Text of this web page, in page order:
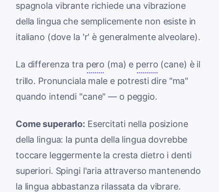
spagnola vibrante richiede una vibrazione
della lingua che semplicemente non esiste in
italiano (dove la 'r' è generalmente alveolare).
La differenza tra pero (ma) e perro (cane) è il
trillo. Pronunciala male e potresti dire "ma"
quando intendi "cane" — o peggio.
Come superarlo: Esercitati nella posizione
della lingua: la punta della lingua dovrebbe
toccare leggermente la cresta dietro i denti
superiori. Spingi l'aria attraverso mantenendo
la lingua abbastanza rilassata da vibrare.